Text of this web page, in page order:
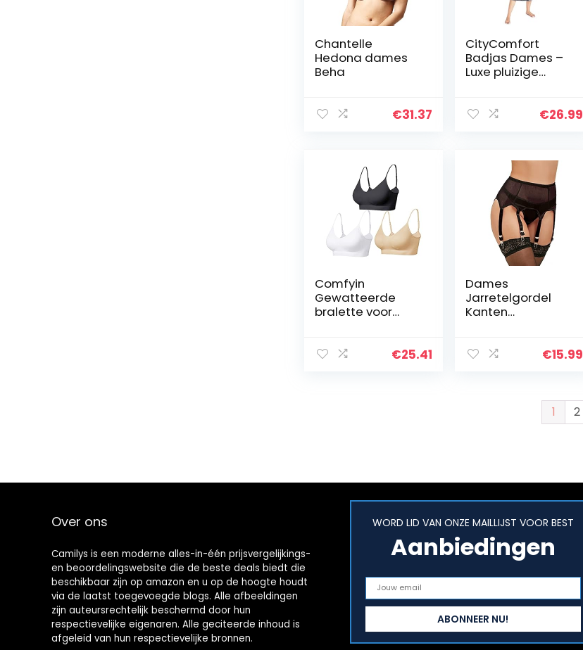
Chantelle
Hedona dames
Beha
€31.37
CityComfort
Badjas Dames –
Luxe pluizige
fleece dierenprint
cadeaus…
€26.99
Comfyin
Gewatteerde
bralette voor
naadloze yoga
€25.41
Dames
Jarretelgordel
Kanten
Halterpunten
Metalen Clips en
€15.99
1 2
Over ons
Camilys is een moderne alles-in-één prijsvergelijkings-
en beoordelingswebsite die de beste deals biedt die
beschikbaar zijn op amazon en u op de hoogte houdt
via de laatst toegevoegde blogs. Alle afbeeldingen
zijn auteursrechtelijk beschermd door hun
respectievelijke eigenaren. Alle geciteerde inhoud is
afgeleid van hun respectievelijke bronnen.
WORD LID VAN ONZE MAILLIJST VOOR BEST
Aanbiedingen